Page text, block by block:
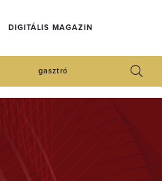
DIGITÁLIS MAGAZIN
gasztró